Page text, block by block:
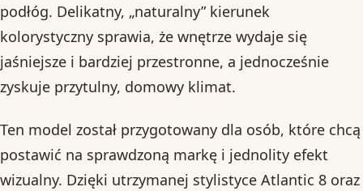
podłóg. Delikatny, „naturalny” kierunek
kolorystyczny sprawia, że wnętrze wydaje się
jaśniejsze i bardziej przestronne, a jednocześnie
zyskuje przytulny, domowy klimat.
Ten model został przygotowany dla osób, które chcą
postawić na sprawdzoną markę i jednolity efekt
wizualny. Dzięki utrzymanej stylistyce Atlantic 8 oraz